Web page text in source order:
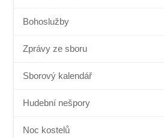
Bohoslužby
Zprávy ze sboru
Sborový kalendář
Hudební nešpory
Noc kostelů